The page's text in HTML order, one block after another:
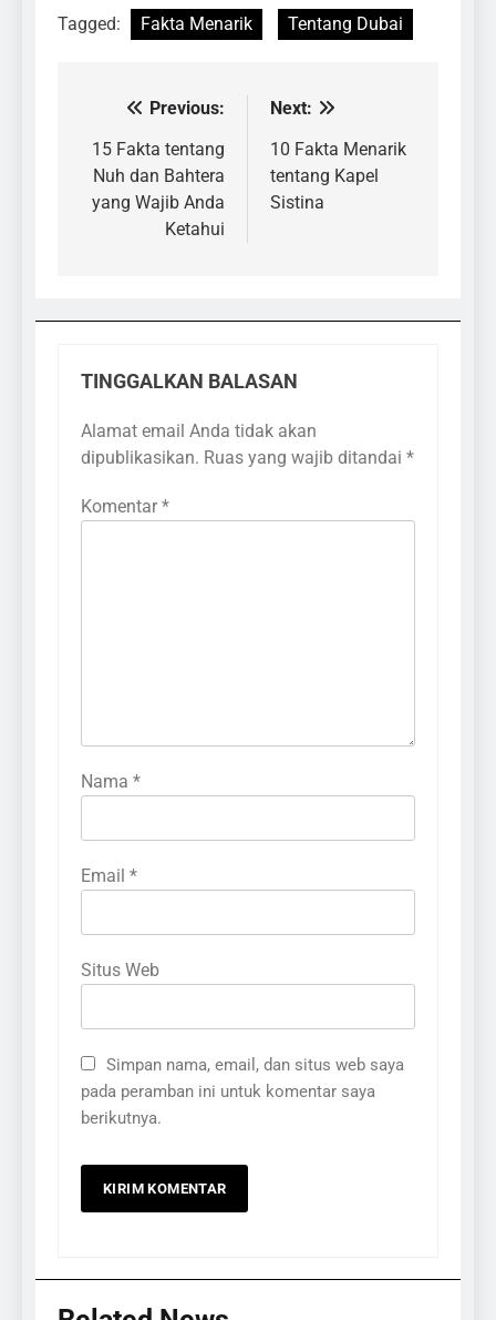
Tagged: Fakta Menarik Tentang Dubai
Navigasi
pos
Previous:
15 Fakta tentang
Nuh dan Bahtera
yang Wajib Anda
Ketahui
Next:
10 Fakta Menarik
tentang Kapel
Sistina
TINGGALKAN BALASAN
Alamat email Anda tidak akan
dipublikasikan. Ruas yang wajib ditandai *
Komentar *
Nama *
Email *
Situs Web
Simpan nama, email, dan situs web saya
pada peramban ini untuk komentar saya
berikutnya.